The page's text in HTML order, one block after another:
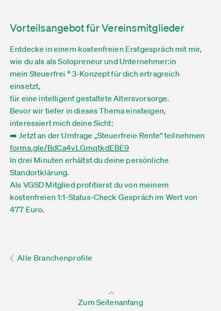
Vorteilsangebot für Vereinsmitglieder
Entdecke in einem kostenfreien Erstgespräch mit mir,
wie du als als Solopreneur und Unternehmer:in
mein Steuerfrei * 3-Konzept für dich ertragreich
einsetzt,
für eine intelligent gestaltete Altersvorsorge.
Bevor wir tiefer in dieses Thema einsteigen,
interessiert mich deine Sicht:
➡️ Jetzt an der Umfrage „Steuerfreie Rente“ teilnehmen
forms.gle­/BdCa4vLGmqtkdEBE9
In drei Minuten erhältst du deine persönliche
Standortklärung.
Als VGSD Mitglied profitierst du von meinem
kostenfreien 1:1-Status-Check Gespräch im Wert von
477 Euro.
Alle Branchenprofile
Zum Seitenanfang